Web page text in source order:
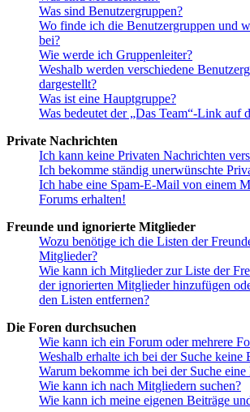
Was sind Benutzergruppen?
Wo finde ich die Benutzergruppen und
bei?
Wie werde ich Gruppenleiter?
Weshalb werden verschiedene
dargestellt?
Was ist eine Hauptgruppe?
Was bedeutet der „Das Team“-Link auf
Private Nachrichten
Ich kann keine Privaten Nachrichten
Ich bekomme ständig unerwünschte
Ich habe eine Spam-E-Mail von einem
Forums erhalten!
Freunde und ignorierte Mitglieder
Wozu benötige ich die Listen der
Mitglieder?
Wie kann ich Mitglieder zur Liste der
der ignorierten Mitglieder hinzufügen
den Listen entfernen?
Die Foren durchsuchen
Wie kann ich ein Forum oder mehrere
Weshalb erhalte ich bei der Suche keine
Warum bekomme ich bei der Suche eine
Wie kann ich nach Mitgliedern suchen?
Wie kann ich meine eigenen Beiträge